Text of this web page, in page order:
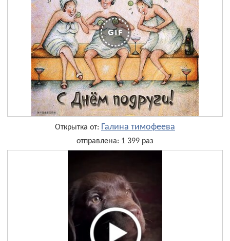
Открытка от: Галина тимофеева
отправлена: 1 399 раз